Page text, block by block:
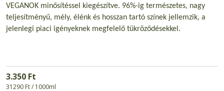
VEGANOK minősítéssel kiegészítve. 96%-ig természetes, nagy
teljesítményű, mély, élénk és hosszan tartó színek jellemzik, a
jelenlegi piaci igényeknek megfelelő tükröződésekkel.
3.350 Ft
31290 Ft / 1000ml